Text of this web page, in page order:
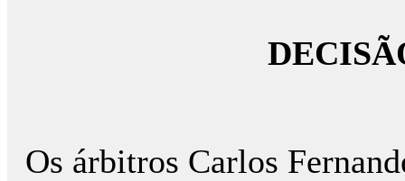
Os árbitros Carlos